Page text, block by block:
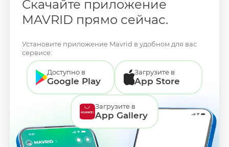
Скачайте приложение
MAVRID прямо сейчас.
Установите приложение Mavrid в удобном для вас
сервисе:
Доступно в
Google Play
Загрузите в
App Store
Загрузите в
App Gallery